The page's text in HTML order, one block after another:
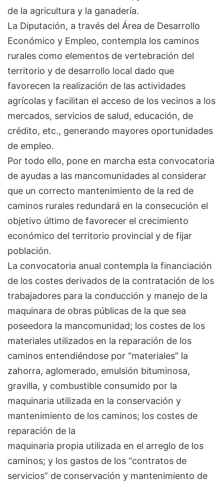
de la agricultura y la ganadería.
La Diputación, a través del Área de Desarrollo
Económico y Empleo, contempla los caminos
rurales como elementos de vertebración del
territorio y de desarrollo local dado que
favorecen la realización de las actividades
agrícolas y facilitan el acceso de los vecinos a los
mercados, servicios de salud, educación, de
crédito, etc., generando mayores oportunidades
de empleo.
Por todo ello, pone en marcha esta convocatoria
de ayudas a las mancomunidades al considerar
que un correcto mantenimiento de la red de
caminos rurales redundará en la consecución el
objetivo último de favorecer el crecimiento
económico del territorio provincial y de fijar
población.
La convocatoria anual contempla la financiación
de los costes derivados de la contratación de los
trabajadores para la conducción y manejo de la
maquinara de obras públicas de la que sea
poseedora la mancomunidad; los costes de los
materiales utilizados en la reparación de los
caminos entendiéndose por “materiales” la
zahorra, aglomerado, emulsión bituminosa,
gravilla, y combustible consumido por la
maquinaria utilizada en la conservación y
mantenimiento de los caminos; los costes de
reparación de la
maquinaria propia utilizada en el arreglo de los
caminos; y los gastos de los “contratos de
servicios” de conservación y mantenimiento de